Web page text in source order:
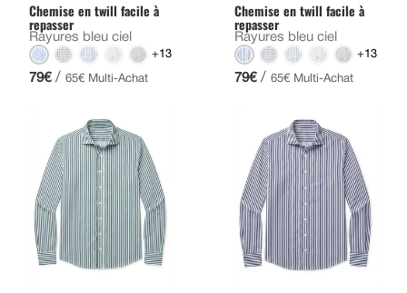
Chemise en twill facile à
repasser
Rayures bleu ciel
+13
79€ / 65€ Multi-Achat
Chemise en twill facile à
repasser
Rayures bleu ciel
+13
79€ / 65€ Multi-Achat